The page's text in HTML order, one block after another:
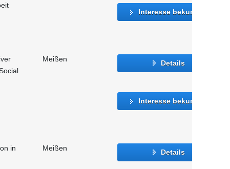
Interesse bekunden
Meißen Details
Interesse bekunden
in
Meißen Details